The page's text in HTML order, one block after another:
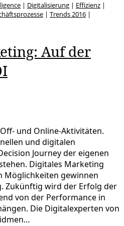
| Digitalisierung | Effizienz |
| Trends 2016 |
Auf der
und Online-Aktivitäten.
und digitalen
Journey der eigenen
Digitales Marketing
Möglichkeiten gewinnen
Zukünftig wird der Erfolg der
von der Performance in
Die Digitalexperten von